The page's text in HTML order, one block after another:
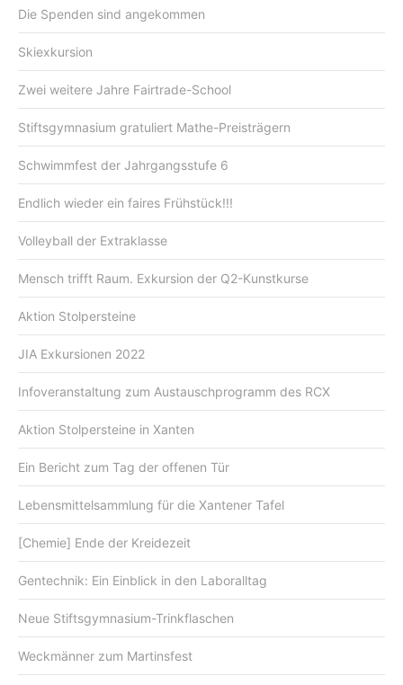
Die Spenden sind angekommen
Skiexkursion
Zwei weitere Jahre Fairtrade-School
Stiftsgymnasium gratuliert Mathe-Preisträgern
Schwimmfest der Jahrgangsstufe 6
Endlich wieder ein faires Frühstück!!!
Volleyball der Extraklasse
Mensch trifft Raum. Exkursion der Q2-Kunstkurse
Aktion Stolpersteine
JIA Exkursionen 2022
Infoveranstaltung zum Austauschprogramm des RCX
Aktion Stolpersteine in Xanten
Ein Bericht zum Tag der offenen Tür
Lebensmittelsammlung für die Xantener Tafel
[Chemie] Ende der Kreidezeit
Gentechnik: Ein Einblick in den Laboralltag
Neue Stiftsgymnasium-Trinkflaschen
Weckmänner zum Martinsfest